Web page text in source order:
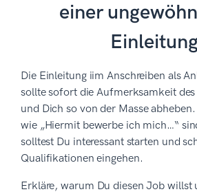
einer
Die Einleitung iim Anschreiben als
sollte sofort die Aufmerksamkeit des
und Dich so von der Masse
wie „Hiermit bewerbe ich mich…“
solltest Du interessant starten und
Qualifikationen eingehen.
Erkläre, warum Du diesen Job willst